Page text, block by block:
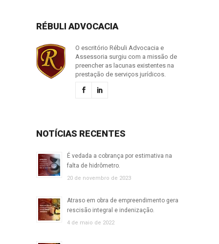
RÉBULI ADVOCACIA
O escritório Rébuli Advocacia e
Assessoria surgiu com a missão de
preencher as lacunas existentes na
prestação de serviços jurídicos.
NOTÍCIAS RECENTES
É vedada a cobrança por estimativa na
falta de hidrômetro.
20 de novembro de 2023
Atraso em obra de empreendimento gera
rescisão integral e indenização.
4 de maio de 2022